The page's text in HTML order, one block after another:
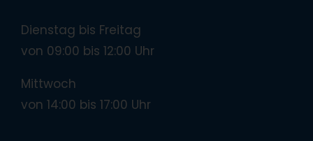
Dienstag bis Freitag
von 09:00 bis 12:00 Uhr
Mittwoch
von 14:00 bis 17:00 Uhr